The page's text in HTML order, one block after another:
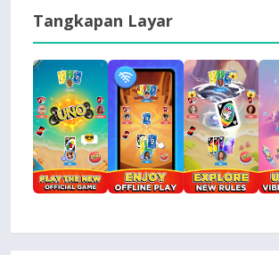
Tangkapan Layar